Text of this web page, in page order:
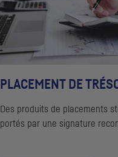
PLACEMENT DE
Des produits de placements
portés par une signature